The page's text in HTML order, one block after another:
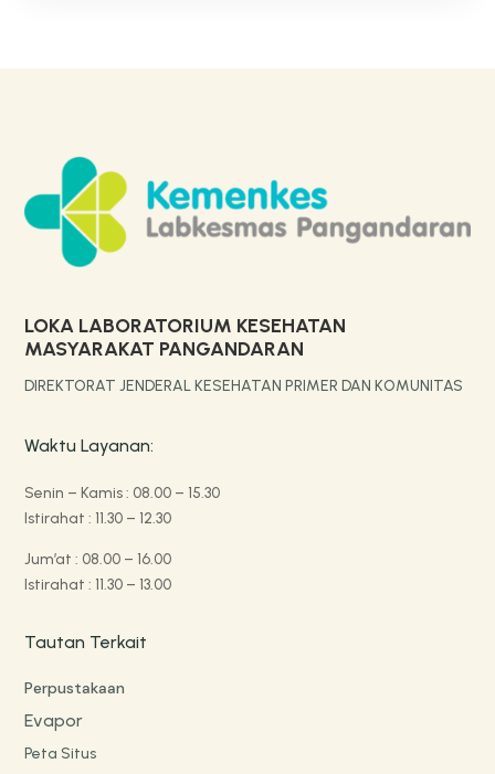
LOKA LABORATORIUM KESEHATAN
MASYARAKAT PANGANDARAN
DIREKTORAT JENDERAL KESEHATAN PRIMER DAN KOMUNITAS
Waktu Layanan:
Senin – Kamis : 08.00 – 15.30
Istirahat : 11.30 – 12.30
Jum’at : 08.00 – 16.00
Istirahat : 11.30 – 13.00
Tautan Terkait
Perpustakaan
Evapor
Peta Situs